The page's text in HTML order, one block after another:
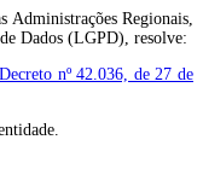
Regionais,
Dados (LGPD), resolve:
Decreto nº 42.036, de 27 de